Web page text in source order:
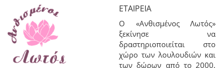
ΕΤΑΙΡΕΊΑ
Ο «Ανθισμένος Λωτός»
ξεκίνησε να
δραστηριοποιείται στο
χώρο των λουλουδιών και
των δώρων από το 2000,